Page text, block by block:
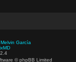
Melvin García
© phpBB Limited